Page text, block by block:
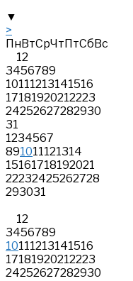
▼
>
ПнВтСрЧт ПтСб Вс
12
3456789
10111213141516
17181920212223
24252627282930
31
1234567
891011121314
15161718192021
22232425262728
293031
12
3456789
10111213141516
17181920212223
24252627282930